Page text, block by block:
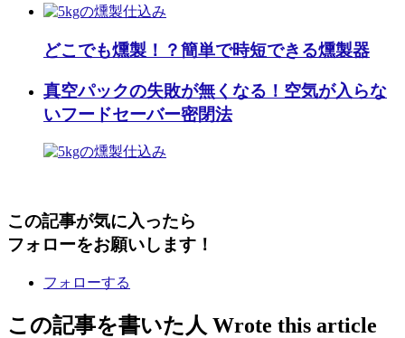
どこでも燻製！？簡単で時短できる燻製器
真空パックの失敗が無くなる！空気が入らな
いフードセーバー密閉法
この記事が気に入ったら
フォローをお願いします！
フォローする
この記事を書いた人 Wrote this article